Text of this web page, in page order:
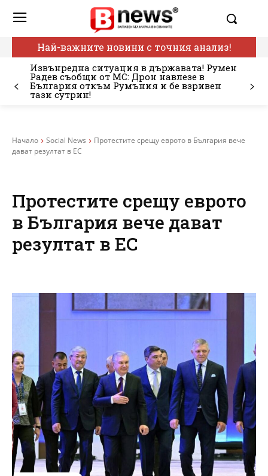
Най-важните новини с точния анализ!
Извънредна ситуация в държавата! Румен
Радев съобщи от МС: Дрон навлезе в
България откъм Румъния и бе взривен
тази сутрин!
Начало Social News
Протестите срещу еврото в България вече
дават резултат в ЕС
Протестите срещу еврото
в България вече дават
резултат в ЕС